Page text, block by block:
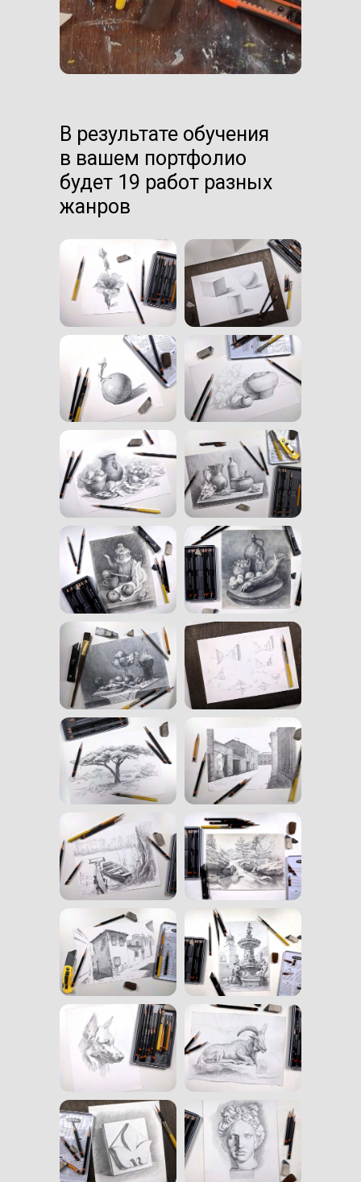
В результате обучения
в вашем портфолио
будет 19 работ разных
жанров